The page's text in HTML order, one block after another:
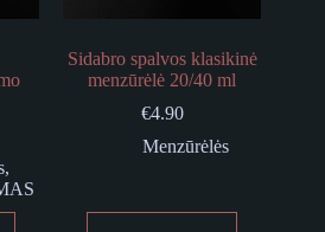
,
Sidabro spalvos klasikinė
menzūrėlė 20/40 ml
€4.90
Menzūrėlės